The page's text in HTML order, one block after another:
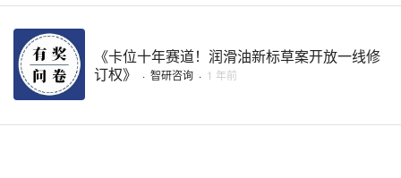
《卡位十年赛道！润滑油新标草案开放一线修
订权》
· 智研咨询 · 1 年前